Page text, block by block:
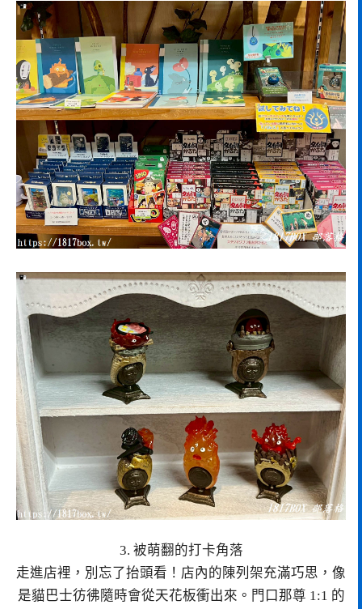
3. 被萌翻的打卡角落
走進店裡，別忘了抬頭看！店內的陳列架充滿巧思，像
是貓巴士彷彿隨時會從天花板衝出來。門口那尊 1:1 的